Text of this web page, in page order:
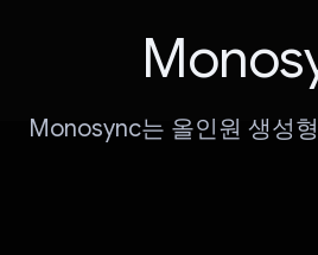
Monosync는 올인원 생성